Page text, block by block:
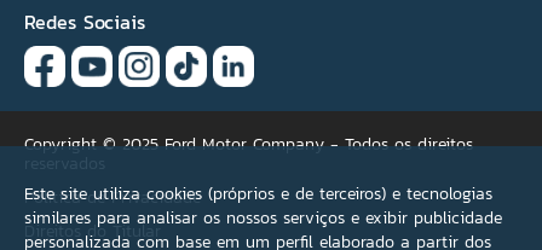
Versão não encontrada
Condições de pagamento
Acessórios
Outros
Este site utiliza cookies (próprios e de terceiros) e tecnologias
similares para analisar os nossos serviços e exibir publicidade
personalizada com base em um perfil elaborado a partir dos
Revisão Preço Fixo Ford
Agende seu Serviço
Garantia
Quick Lane®
Redes Sociais
Copyright © 2025 Ford Motor Company - Todos os direitos
Política de Privacidade
Direitos do Titular